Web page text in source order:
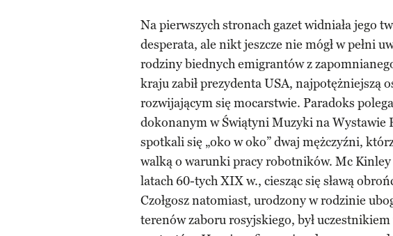
Na pierwszych stronach gazet widniała jego
desperata, ale nikt jeszcze nie mógł w pełni
rodziny biednych emigrantów z
kraju zabił prezydenta USA, najpotężniejszą
rozwijającym się mocarstwie. Paradoks
dokonanym w Świątyni Muzyki na Wystawie
spotkali się „oko w oko” dwaj mężczyźni,
walką o warunki pracy robotników. Mc Kinley
latach 60-tych XIX w., ciesząc się sławą
Czołgosz natomiast, urodzony w rodzinie
terenów zaboru rosyjskiego, był